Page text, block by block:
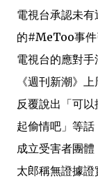
電視台承認未
的#MeToo事件
電視台的應對手
《週刊新潮》
反覆說出「可
起偷情吧」等
成立受害者團
太郎稱無證據